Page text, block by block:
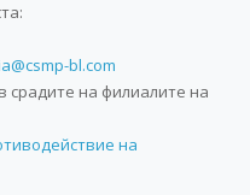
bl.com
срадите на филиалите на
на